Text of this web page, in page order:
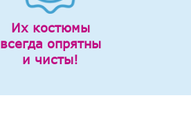
Их костюмы
всегда опрятны
и чисты!